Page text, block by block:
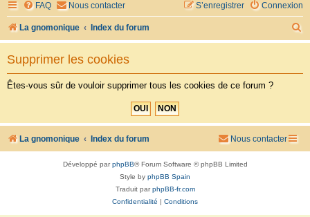
FAQ Nous contacter Connexion
S’enregistrer
La gnomonique Index du forum
e
h
Supprimer les cookies
Êtes-vous sûr de vouloir supprimer tous les cookies de ce forum ?
La gnomonique Index du forum Nous contacter
Développé parphpBB® Forum Software © phpBB Limited
Style by phpBB Spain
Traduit parphpBB-fr.com
Confidentialité | Conditions